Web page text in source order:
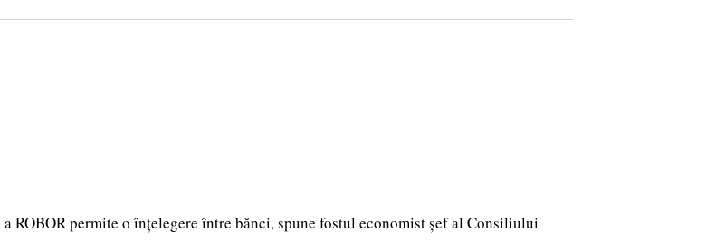
ROBOR permite o înțelegere între bănci, spune fostul economist șef al Consiliului